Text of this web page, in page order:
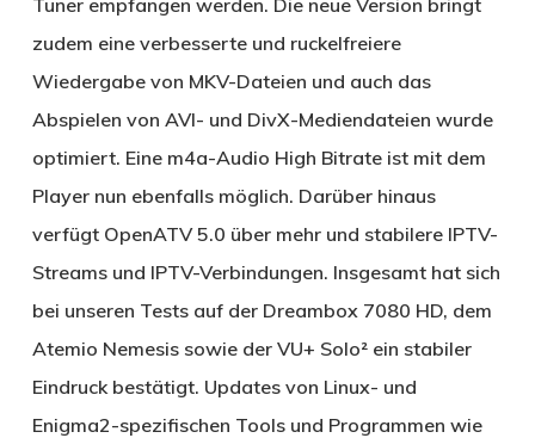
zudem eine verbesserte und ruckelfreiere
Wiedergabe von MKV-Dateien und auch das
Abspielen von AVI- und DivX-Mediendateien wurde
optimiert. Eine m4a-Audio High Bitrate ist mit dem
Player nun ebenfalls möglich. Darüber hinaus
verfügt OpenATV 5.0 über mehr und stabilere IPTV-
Streams und IPTV-Verbindungen. Insgesamt hat sich
bei unseren Tests auf der Dreambox 7080 HD, dem
Atemio Nemesis sowie der VU+ Solo² ein stabiler
Eindruck bestätigt. Updates von Linux- und
Enigma2-spezifischen Tools und Programmen wie